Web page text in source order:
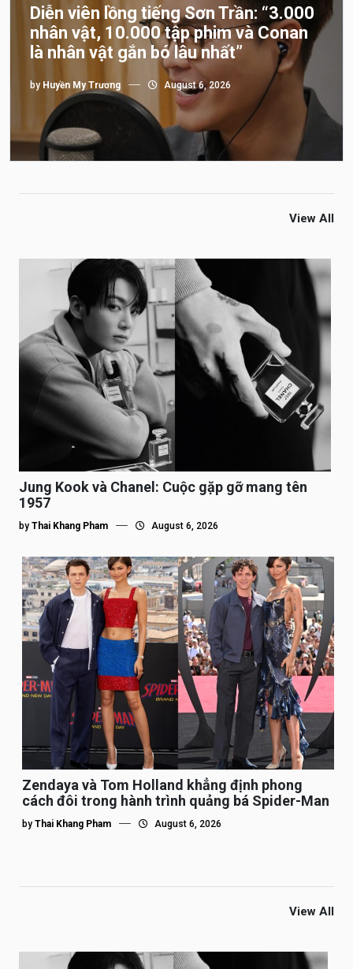
Diễn viên lồng tiếng Sơn Trần: “3.000
nhân vật, 10.000 tập phim và Conan
là nhân vật gắn bó lâu nhất”
by Huyền My Trương August 6, 2026
View All
Jung Kook và Chanel: Cuộc gặp gỡ mang tên
1957
by Thai Khang Pham August 6, 2026
Zendaya và Tom Holland khẳng định phong
cách đôi trong hành trình quảng bá Spider-Man
by Thai Khang Pham August 6, 2026
View All